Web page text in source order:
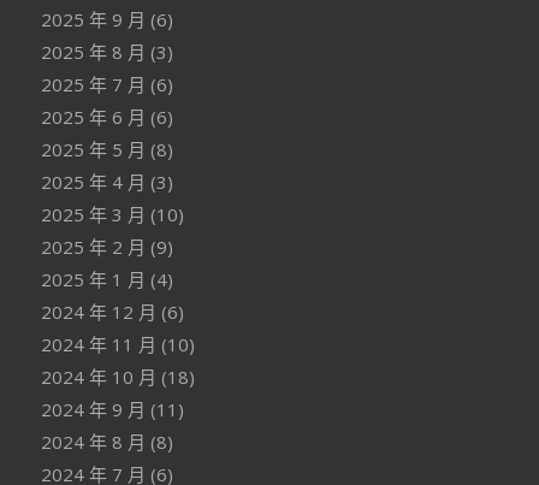
2025 年 9 月 (6)
2025 年 8 月 (3)
2025 年 7 月 (6)
2025 年 6 月 (6)
2025 年 5 月 (8)
2025 年 4 月 (3)
2025 年 3 月 (10)
2025 年 2 月 (9)
2025 年 1 月 (4)
2024 年 12 月 (6)
2024 年 11 月 (10)
2024 年 10 月 (18)
2024 年 9 月 (11)
2024 年 8 月 (8)
2024 年 7 月 (6)